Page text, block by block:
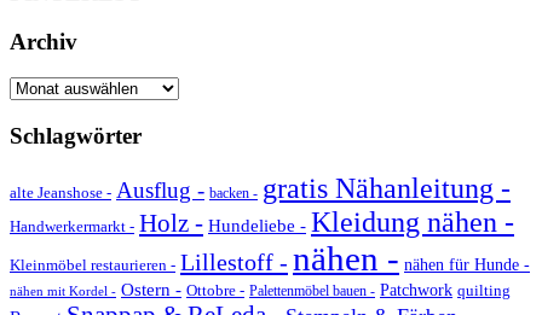
Archiv
Archiv
Schlagwörter
alte Jeanshose - Ausflug - backen - gratis Nähanleitung -
Handwerkermarkt - Holz - Hundeliebe - Kleidung nähen -
Kleinmöbel restaurieren - Lillestoff - nähen - nähen für Hunde -
nähen mit Kordel - Ostern - Ottobre - Palettenmöbel bauen - Patchwork quilting